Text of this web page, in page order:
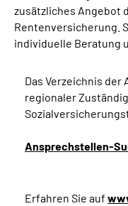
zusätzliches Angebot
Rentenversicherung.
individuelle Beratung
Das Verzeichnis
regionaler
Ansprechstellen-
Erfahren Sie auf